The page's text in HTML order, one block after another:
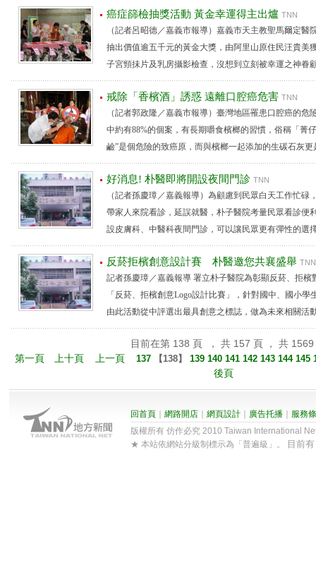
癌症篩檢抽獎活動 黃金幸運得主出爐 TNN
（記者呂昭德／嘉義市報導）嘉義市天主教聖馬爾定醫
抽出價值逾五千元的黃金大獎，由阿里山原住民汪貴美
子宮頸抺片及乳房攝影檢查，沒想到立刻被幸運之神眷
戒除「香檳酒」誘惑 遠離口腔癌危害 TNN
（記者郭政隆／嘉義市報導）臺灣地區罹患口腔癌的危
中約有88%的個案，有長期嚼食檳榔的習慣，俗稱「菁
鹼”是個危險的致癌原，而與檳榔一起添加的生碳石灰更
好消息! 朴醫即將開設夜間門診 TNN
（記者孫慶璋／嘉義報導）為顧慮到民眾白天工作忙碌
帶家人來院看診，延誤就醫，朴子醫院考量民眾看診便
設皮膚科、中醫科夜間門診，可以讓民眾更有彈性的選
反菸拒檳創意設計賽 朴醫邀您共襄盛舉 TNN
記者孫慶璋／嘉義報導 署立朴子醫院為彰顯反菸、拒
「反菸、拒檳創意Logo設計比賽」，針對國中、國小
由此活動從中評選出最具創意之標誌，做為未來相關活
目前在第 138 頁 ， 共 157 頁 ， 共 1569
第一頁
上十頁 上一頁 137 【138】 139 140 141 142 143 144 145
後頁
回首頁 網路開店 網頁設計 廣告托播
服務
版權所有 仿作必究 2010 Taiwan International
★ 本站依網站分級制標示為「普遍級」。
目前